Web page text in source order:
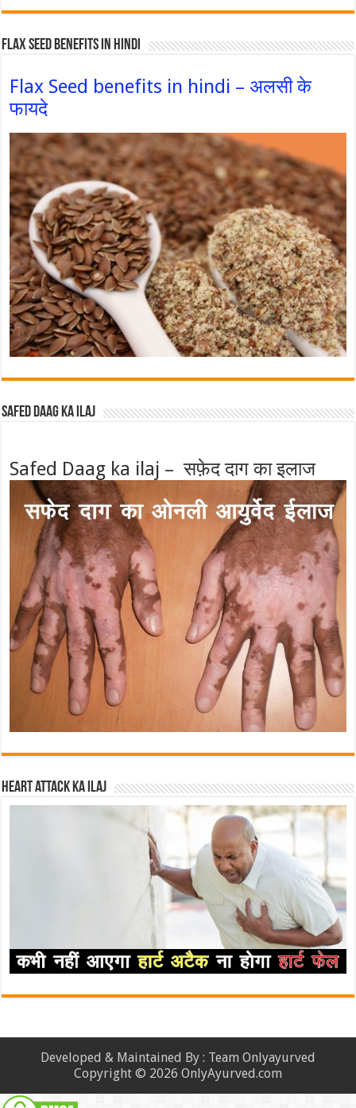
Flax Seed Benefits in hindi
Flax Seed benefits in hindi – अलसी के
फायदे
Safed Daag ka ilaj
Safed Daag ka ilaj – सफ़ेद दाग का इलाज
Heart attack ka ilaj
Developed & Maintained By : Team Onlyayurved
Copyright © 2026 OnlyAyurved.com